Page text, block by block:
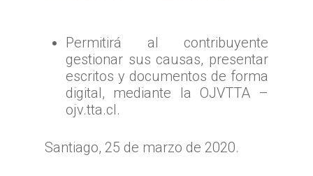
Permitirá al contribuyente
gestionar sus causas, presentar
escritos y documentos de forma
digital, mediante la OJVTTA –
ojv.tta.cl.
Santiago, 25 de marzo de 2020.